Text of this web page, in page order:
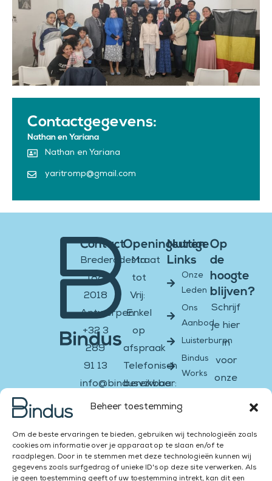
Beheer toestemming
Om de beste ervaringen te bieden, gebruiken wij technologieën zoals
cookies om informatie over je apparaat op te slaan en/of te
raadplegen. Door in te stemmen met deze technologieën kunnen wij
gegevens zoals surfgedrag of unieke ID's op deze site verwerken. Als
je geen toestemming geeft of uw toestemming intrekt, kan dit een
Contactgegevens:
Nathan en Yariana
Nathan en Yariana
yaritromp@gmail.com
Contact
Brederodestraat
188
2018
Antwerpen
+32 3
289
91 13
info@bindusvzw.be
BE0451.931.908
f
in
Openingsuren
Ma
tot
Vrij:
Enkel
op
afspraak
Telefonisch
bereikbaar:
Ma &
13:00
–
16:00
Nuttige
Links
Onze
Leden
Ons
Aanbod
Luisterburen
Bindus
Works
Op
de
hoogte
blijven?
Schrijf
je hier
in
voor
onze
Versturen